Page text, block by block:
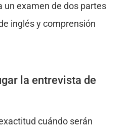
un examen de dos partes
inglés y comprensión
la entrevista de
cuándo serán